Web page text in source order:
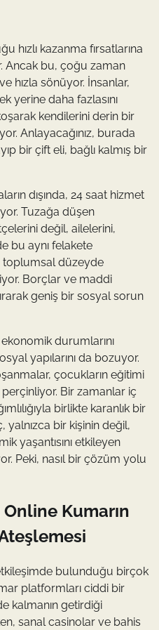
hızlı kazanma fırsatlarına
Ancak bu, çoğu zaman
hızla sönüyor. İnsanlar,
yerine daha fazlasını
kendilerini derin bir
Anlayacağınız, burada
bir çift eli, bağlı kalmış bir
dışında, 24 saat hizmet
Tuzağa düşen
değil, ailelerini,
bu aynı felakete
toplumsal düzeyde
Borçlar ve maddi
geniş bir sosyal sorun
ekonomik durumlarını
yapılarını da bozuyor.
çocukların eğitimi
Bir zamanlar iç
birlikte karanlık bir
yalnızca bir kişinin değil,
yaşantısını etkileyen
Peki, nasıl bir çözüm yolu
Kumarın
bulunduğu birçok
platformları ciddi bir
kalmanın getirdiği
sanal casinolar ve bahis